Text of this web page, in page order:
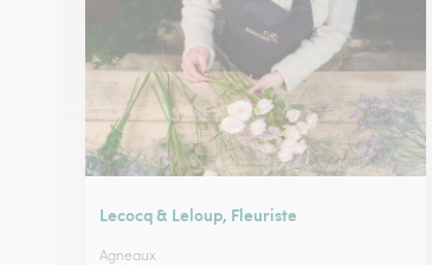
Lecocq & Leloup, Fleuriste
Agneaux